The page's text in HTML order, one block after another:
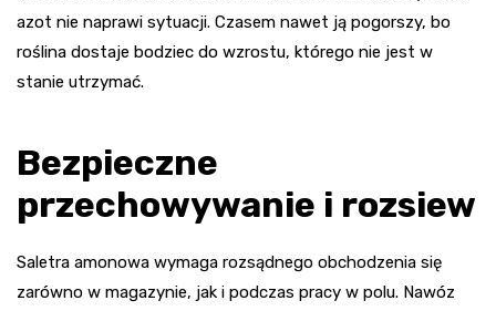
azot nie naprawi sytuacji. Czasem nawet ją pogorszy, bo
roślina dostaje bodziec do wzrostu, którego nie jest w
stanie utrzymać.
Bezpieczne
przechowywanie i rozsiew
Saletra amonowa wymaga rozsądnego obchodzenia się
zarówno w magazynie, jak i podczas pracy w polu. Nawóz